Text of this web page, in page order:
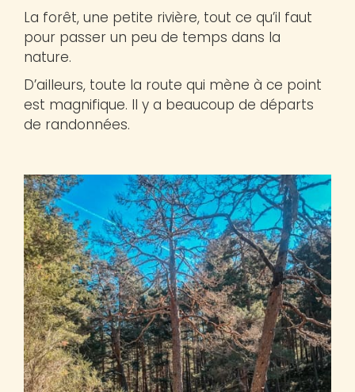
La forêt, une petite rivière, tout ce qu’il faut
pour passer un peu de temps dans la
nature.
D’ailleurs, toute la route qui mène à ce point
est magnifique. Il y a beaucoup de départs
de randonnées.